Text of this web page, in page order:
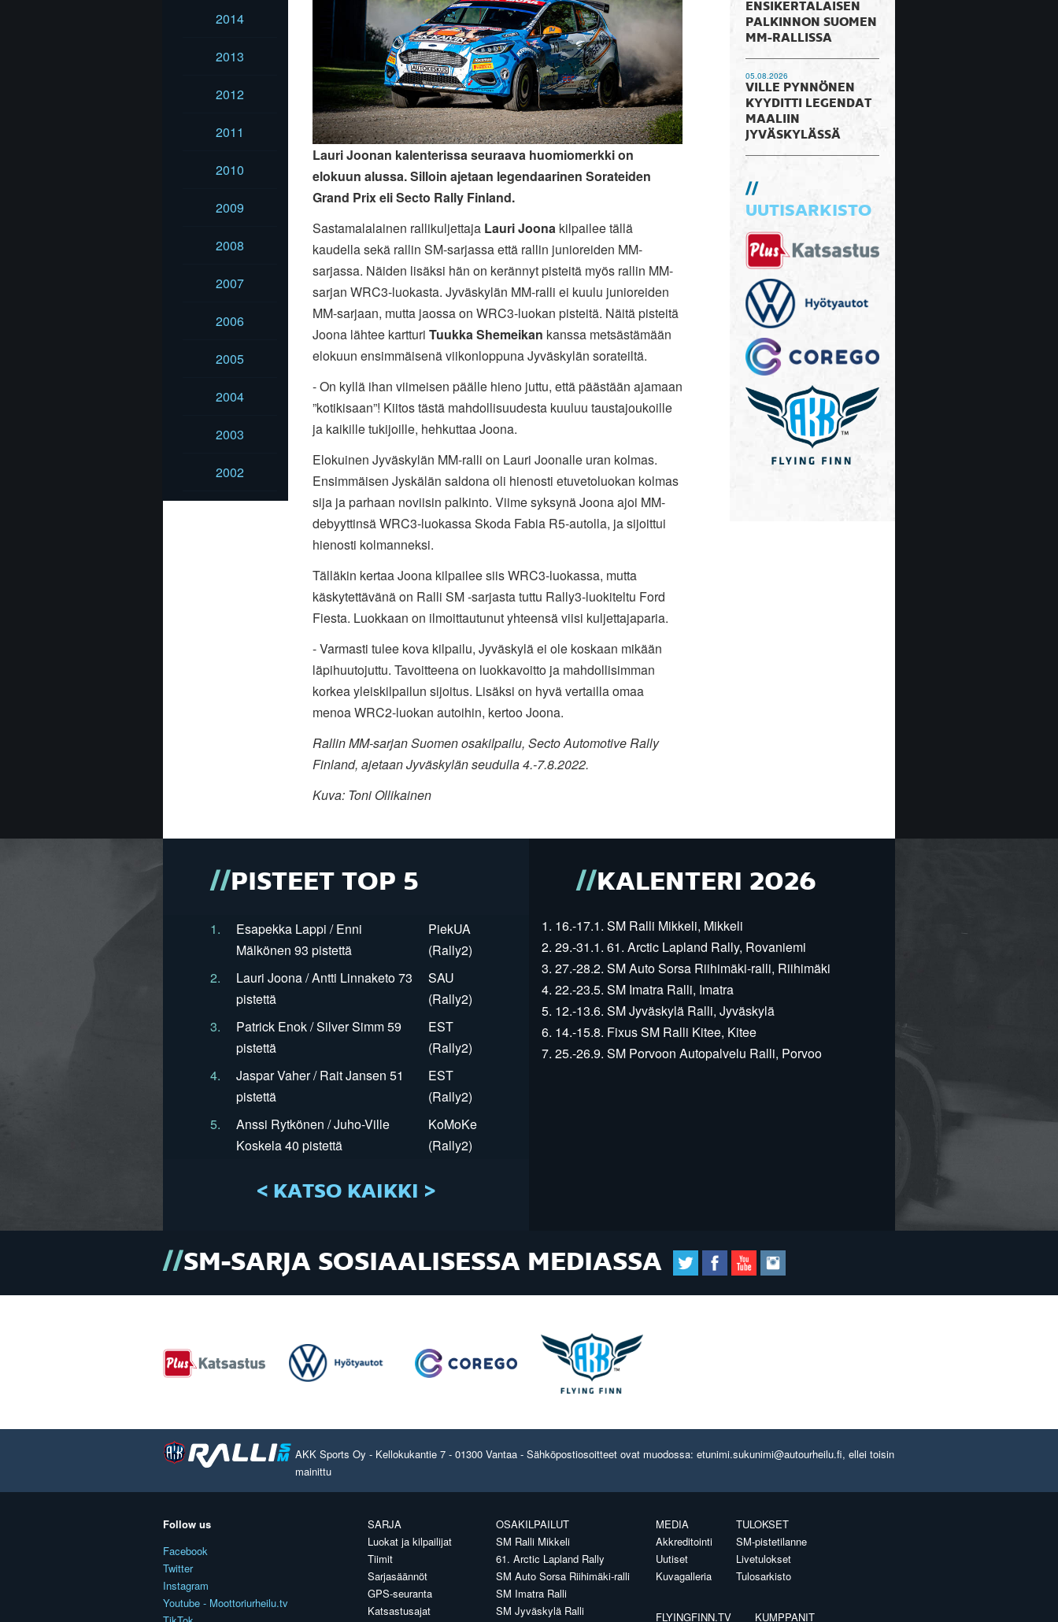
2014
2013
2012
2011
2010
2009
2008
2007
2006
2005
2004
2003
2002
Lauri Joonan kalenterissa seuraava huomiomerkki on
elokuun alussa. Silloin ajetaan legendaarinen Sorateiden
Grand Prix eli Secto Rally Finland.
Sastamalalainen rallikuljettaja Lauri Joona kilpailee tällä
kaudella sekä rallin SM-sarjassa että rallin junioreiden MM-
sarjassa. Näiden lisäksi hän on kerännyt pisteitä myös rallin MM-
sarjan WRC3-luokasta. Jyväskylän MM-ralli ei kuulu junioreiden
MM-sarjaan, mutta jaossa on WRC3-luokan pisteitä. Näitä pisteitä
Joona lähtee kartturi Tuukka Shemeikan kanssa metsästämään
elokuun ensimmäisenä viikonloppuna Jyväskylän sorateiltä.
- On kyllä ihan viimeisen päälle hieno juttu, että päästään ajamaan
”kotikisaan”! Kiitos tästä mahdollisuudesta kuuluu taustajoukoille
ja kaikille tukijoille, hehkuttaa Joona.
Elokuinen Jyväskylän MM-ralli on Lauri Joonalle uran kolmas.
Ensimmäisen Jyskälän saldona oli hienosti etuvetoluokan kolmas
sija ja parhaan noviisin palkinto. Viime syksynä Joona ajoi MM-
debyyttinsä WRC3-luokassa Skoda Fabia R5-autolla, ja sijoittui
hienosti kolmanneksi.
Tälläkin kertaa Joona kilpailee siis WRC3-luokassa, mutta
käskytettävänä on Ralli SM -sarjasta tuttu Rally3-luokiteltu Ford
Fiesta. Luokkaan on ilmoittautunut yhteensä viisi kuljettajaparia.
- Varmasti tulee kova kilpailu, Jyväskylä ei ole koskaan mikään
läpihuutojuttu. Tavoitteena on luokkavoitto ja mahdollisimman
korkea yleiskilpailun sijoitus. Lisäksi on hyvä vertailla omaa
menoa WRC2-luokan autoihin, kertoo Joona.
Rallin MM-sarjan Suomen osakilpailu, Secto Automotive Rally
Finland, ajetaan Jyväskylän seudulla 4.-7.8.2022.
Kuva: Toni Ollikainen
ENSIKERTALAISEN
PALKINNON SUOMEN
MM-RALLISSA
05.08.2026
VILLE PYNNÖNEN
KYYDITTI LEGENDAT
MAALIIN
JYVÄSKYLÄSSÄ
UUTISARKISTO
PISTEET TOP 5
1.
Esapekka Lappi / Enni
Mälkönen 93 pistettä
PiekUA
(Rally2)
2.
Lauri Joona / Antti Linnaketo 73
pistettä
SAU
(Rally2)
3.
Patrick Enok / Silver Simm 59
pistettä
EST
(Rally2)
4.
Jaspar Vaher / Rait Jansen 51
pistettä
EST
(Rally2)
5.
Anssi Rytkönen / Juho-Ville
Koskela 40 pistettä
KoMoKe
(Rally2)
< KATSO KAIKKI >
KALENTERI 2026
1. 16.-17.1. SM Ralli Mikkeli, Mikkeli
2. 29.-31.1. 61. Arctic Lapland Rally, Rovaniemi
3. 27.-28.2. SM Auto Sorsa Riihimäki-ralli, Riihimäki
4. 22.-23.5. SM Imatra Ralli, Imatra
5. 12.-13.6. SM Jyväskylä Ralli, Jyväskylä
6. 14.-15.8. Fixus SM Ralli Kitee, Kitee
7. 25.-26.9. SM Porvoon Autopalvelu Ralli, Porvoo
SM-SARJA SOSIAALISESSA MEDIASSA
AKK Sports Oy - Kellokukantie 7 - 01300 Vantaa - Sähköpostiosoitteet ovat muodossa: etunimi.sukunimi@autourheilu.fi, ellei toisin
mainittu
Follow us
Facebook
Twitter
Instagram
Youtube - Moottoriurheilu.tv
SARJA
Luokat ja kilpailijat
Tiimit
Sarjasäännöt
GPS-seuranta
Katsastusajat
OSAKILPAILUT
SM Ralli Mikkeli
61. Arctic Lapland Rally
SM Auto Sorsa Riihimäki-ralli
SM Imatra Ralli
SM Jyväskylä Ralli
MEDIA
Akkreditointi
Uutiset
Kuvagalleria
TULOKSET
SM-pistetilanne
Livetulokset
Tulosarkisto
FLYINGFINN.TV KUMPPANIT